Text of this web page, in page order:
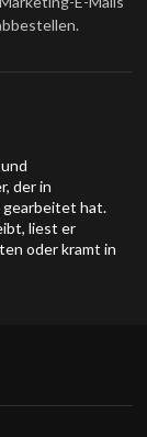
der in
hat.
liest er
oder kramt in